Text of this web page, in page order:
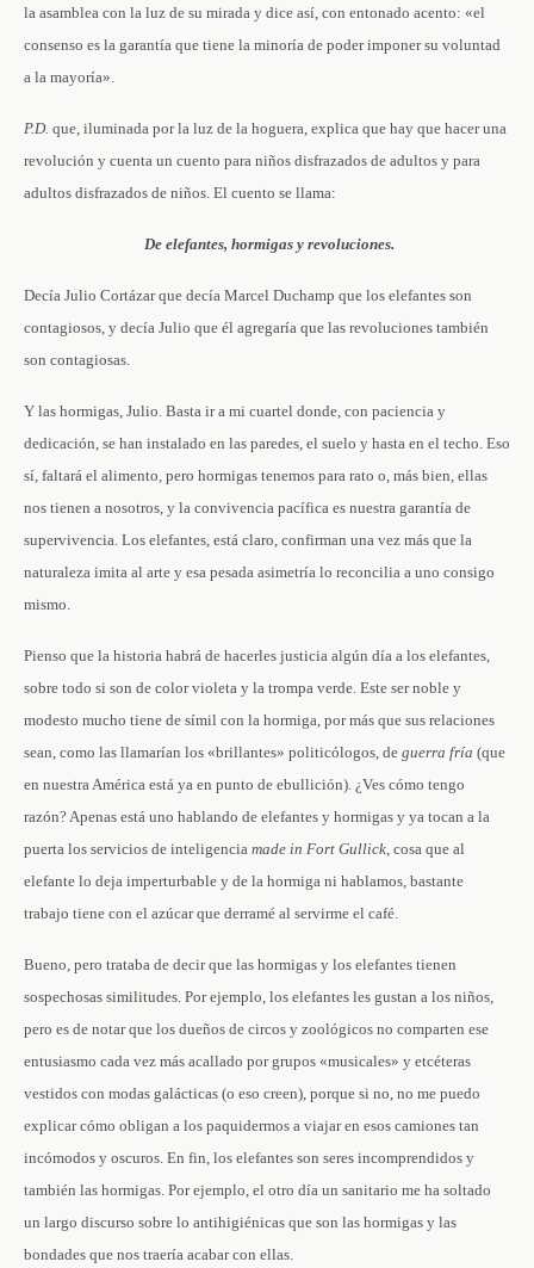
la asamblea con la luz de su mirada y dice así, con entonado acento: «el
consenso es la garantía que tiene la minoría de poder imponer su voluntad
a la mayoría».
P.D. que, iluminada por la luz de la hoguera, explica que hay que hacer una
revolución y cuenta un cuento para niños disfrazados de adultos y para
adultos disfrazados de niños. El cuento se llama:
De elefantes, hormigas y revoluciones.
Decía Julio Cortázar que decía Marcel Duchamp que los elefantes son
contagiosos, y decía Julio que él agregaría que las revoluciones también
son contagiosas.
Y las hormigas, Julio. Basta ir a mi cuartel donde, con paciencia y
dedicación, se han instalado en las paredes, el suelo y hasta en el techo. Eso
sí, faltará el alimento, pero hormigas tenemos para rato o, más bien, ellas
nos tienen a nosotros, y la convivencia pacífica es nuestra garantía de
supervivencia. Los elefantes, está claro, confirman una vez más que la
naturaleza imita al arte y esa pesada asimetría lo reconcilia a uno consigo
mismo.
Pienso que la historia habrá de hacerles justicia algún día a los elefantes,
sobre todo si son de color violeta y la trompa verde. Este ser noble y
modesto mucho tiene de símil con la hormiga, por más que sus relaciones
sean, como las llamarían los «brillantes» politicólogos, de guerra fría (que
en nuestra América está ya en punto de ebullición). ¿Ves cómo tengo
razón? Apenas está uno hablando de elefantes y hormigas y ya tocan a la
puerta los servicios de inteligencia made in Fort Gullick, cosa que al
elefante lo deja imperturbable y de la hormiga ni hablamos, bastante
trabajo tiene con el azúcar que derramé al servirme el café.
Bueno, pero trataba de decir que las hormigas y los elefantes tienen
sospechosas similitudes. Por ejemplo, los elefantes les gustan a los niños,
pero es de notar que los dueños de circos y zoológicos no comparten ese
entusiasmo cada vez más acallado por grupos «musicales» y etcéteras
vestidos con modas galácticas (o eso creen), porque si no, no me puedo
explicar cómo obligan a los paquidermos a viajar en esos camiones tan
incómodos y oscuros. En fin, los elefantes son seres incomprendidos y
también las hormigas. Por ejemplo, el otro día un sanitario me ha soltado
un largo discurso sobre lo antihigiénicas que son las hormigas y las
bondades que nos traería acabar con ellas.